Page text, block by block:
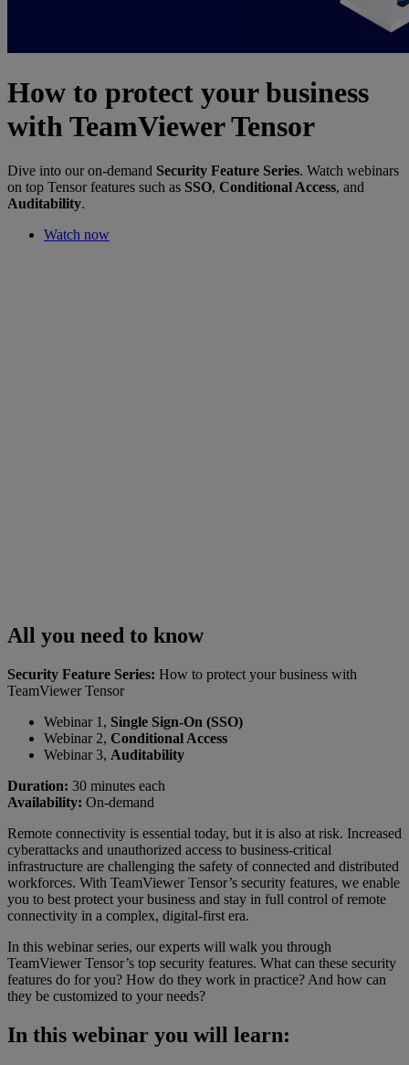
How to protect your business
with TeamViewer Tensor
Dive into our on-demand Security Feature Series. Watch webinars
on top Tensor features such as SSO, Conditional Access, and
Auditability.
Watch now
All you need to know
Security Feature Series: How to protect your business with
TeamViewer Tensor
Webinar 1, Single Sign-On (SSO)
Webinar 2, Conditional Access
Webinar 3, Auditability
Duration: 30 minutes each
Availability: On-demand
Remote connectivity is essential today, but it is also at risk. Increased
cyberattacks and unauthorized access to business-critical
infrastructure are challenging the safety of connected and distributed
workforces. With TeamViewer Tensor’s security features, we enable
you to best protect your business and stay in full control of remote
connectivity in a complex, digital-first era.
In this webinar series, our experts will walk you through
TeamViewer Tensor’s top security features. What can these security
features do for you? How do they work in practice? And how can
they be customized to your needs?
In this webinar you will learn: